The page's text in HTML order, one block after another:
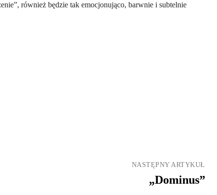
również będzie tak emocjonująco, barwnie i subtelnie
NASTĘPNY ARTYKUŁ
„Dominus”